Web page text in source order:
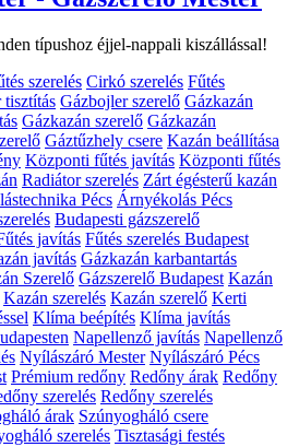
típushoz éjjel-nappali kiszállással!
szerelés Cirkó szerelés Fűtés
tisztítás Gázbojler szerelő Gázkazán
Gázkazán szerelő Gázkazán
Gáztűzhely csere Kazán beállítása
Központi fűtés javítás Központi fűtés
Radiátor szerelés Zárt égésterű kazán
Pécs Árnyékolás Pécs
Budapesti gázszerelő
javítás Fűtés szerelés Budapest
javítás Gázkazán karbantartás
Szerelő Gázszerelő Budapest Kazán
Kazán szerelés Kazán szerelő Kerti
Klíma beépítés Klíma javítás
Napellenző javítás Napellenző
Nyílászáró Mester Nyílászáró Pécs
Prémium redőny Redőny árak Redőny
szerelés Redőny szerelés
árak Szúnyogháló csere
szerelés Tisztasági festés